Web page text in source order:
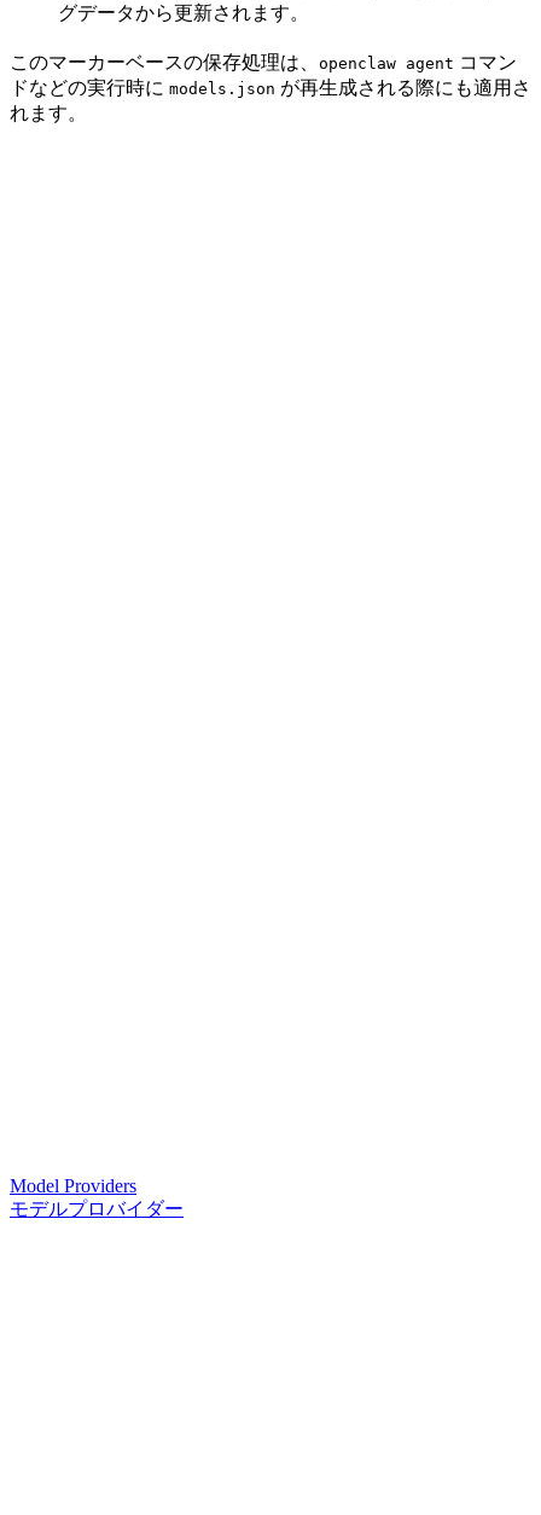
グデータから更新されます。
このマーカーベースの保存処理は、 openclaw agent コマン
ドなどの実行時に models.json が再生成される際にも適用さ
れます。
Model Providers
モデルプロバイダー